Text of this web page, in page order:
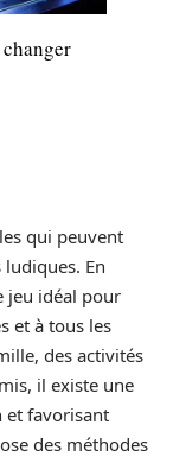
qui peuvent
En
jeu idéal pour
et à tous les
des activités
il existe une
et favorisant
des méthodes